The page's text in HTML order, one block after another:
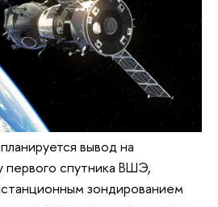
вывод на
спутника ВШЭ,
зондированием